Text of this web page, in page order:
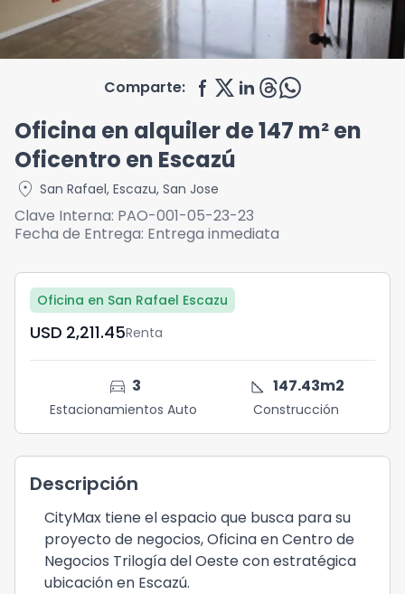
Comparte:
Oficina en alquiler de 147 m² en
Oficentro en Escazú
location_on San Rafael, Escazu, San Jose
Clave Interna: PAO-001-05-23-23
Fecha de Entrega: Entrega inmediata
Oficina en San Rafael Escazu
USD	2,211.45Renta
directions_car 3
Estacionamientos Auto
square_foot 147.43m2
Construcción
Descripción
CityMax tiene el espacio que busca para su
proyecto de negocios, Oficina en Centro de
Negocios Trilogía del Oeste con estratégica
ubicación en Escazú.